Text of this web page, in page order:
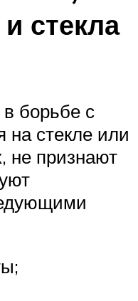
стекла
борьбе с
на стекле или
не признают